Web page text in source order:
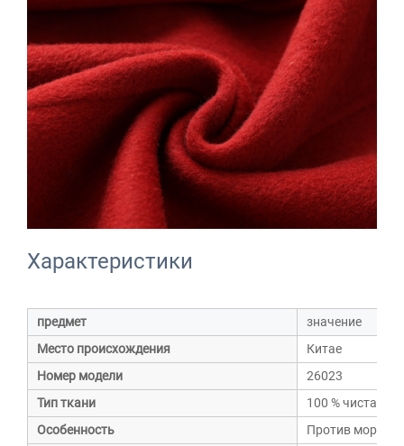
Характеристики
предмет
значение
Место происхождения
Китае
Номер модели
26023
Тип ткани
100 % чистая
Особенность
Против морщин